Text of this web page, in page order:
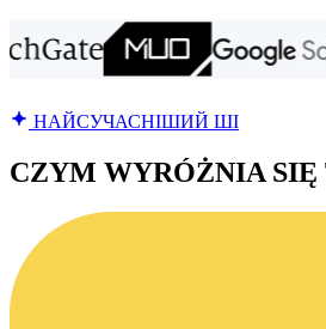
НАЙСУЧАСНІШИЙ ШІ
CZYM WYRÓŻNIA